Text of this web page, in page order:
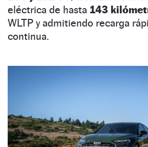
eléctrica de hasta 143
WLTP y admitiendo recarga
continua.